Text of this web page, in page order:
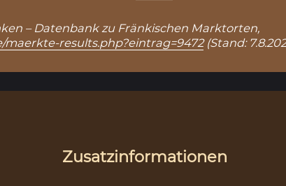
– Datenbank zu Fränkischen Marktorten,
results.php?eintrag=9472(Stand:
Zusatzinformationen